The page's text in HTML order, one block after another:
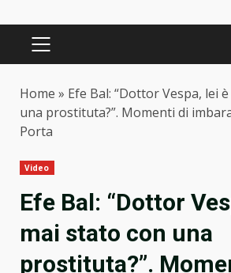
PRIMARY
Home » Efe Bal: “Dottor Vespa, lei
una prostituta?”. Momenti di
Porta
Video
Efe Bal: “Dottor
mai stato con una
prostituta?”.